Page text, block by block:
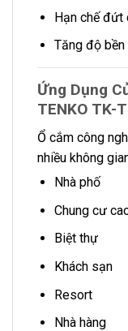
Hạn chế đứt
Tăng độ
Ứng Dụng
TENKO TK-
Ổ cắm công
nhiều không
Nhà phố
Chung cư
Biệt thự
Khách sạn
Resort
Nhà hàng